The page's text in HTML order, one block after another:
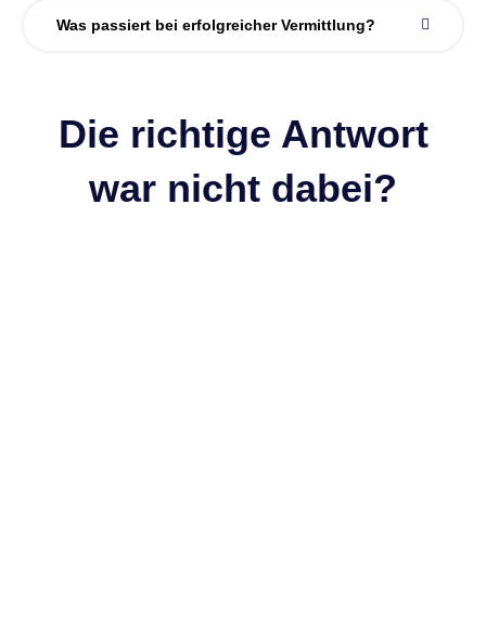
Was passiert bei erfolgreicher Vermittlung?
Die richtige Antwort
war nicht dabei?